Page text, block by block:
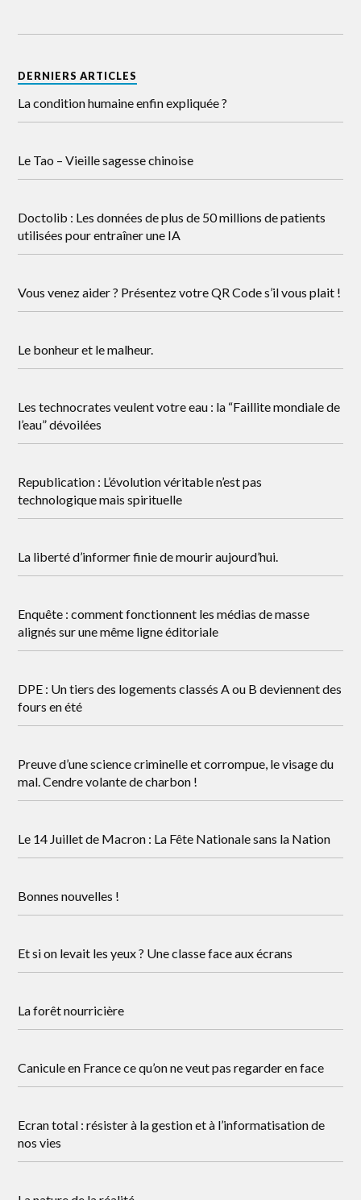
DERNIERS ARTICLES
La condition humaine enfin expliquée ?
Le Tao – Vieille sagesse chinoise
Doctolib : Les données de plus de 50 millions de patients
utilisées pour entraîner une IA
Vous venez aider ? Présentez votre QR Code s’il vous plait !
Le bonheur et le malheur.
Les technocrates veulent votre eau : la “Faillite mondiale de
l’eau” dévoilées
Republication : L’évolution véritable n’est pas
technologique mais spirituelle
La liberté d’informer finie de mourir aujourd’hui.
Enquête : comment fonctionnent les médias de masse
alignés sur une même ligne éditoriale
DPE : Un tiers des logements classés A ou B deviennent des
fours en été
Preuve d’une science criminelle et corrompue, le visage du
mal. Cendre volante de charbon !
Le 14 Juillet de Macron : La Fête Nationale sans la Nation
Bonnes nouvelles !
Et si on levait les yeux ? Une classe face aux écrans
La forêt nourricière
Canicule en France ce qu’on ne veut pas regarder en face
Ecran total : résister à la gestion et à l’informatisation de
nos vies